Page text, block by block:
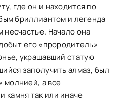
где он и находится по
бриллиантом и легенда
Начало она
его «прородитель»
украшавший статую
заполучить алмаз, был
молнией, а все
камня так или иначе